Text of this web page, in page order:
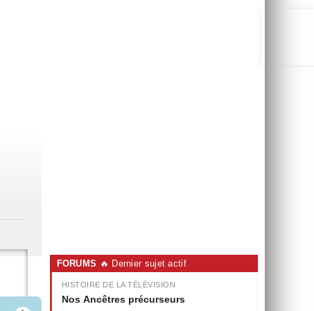
FORUMS 🔥 Dernier sujet actif
HISTOIRE DE LA TÉLÉVISION
Nos Ancêtres précurseurs